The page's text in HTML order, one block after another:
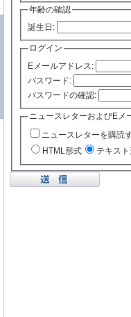
年齢の確認
誕生日:
ログイン
Eメールアドレス:
パスワード:
パスワードの確認:
ニュースレターおよびEメ
ニュースレターを購読
HTML形式
テキス